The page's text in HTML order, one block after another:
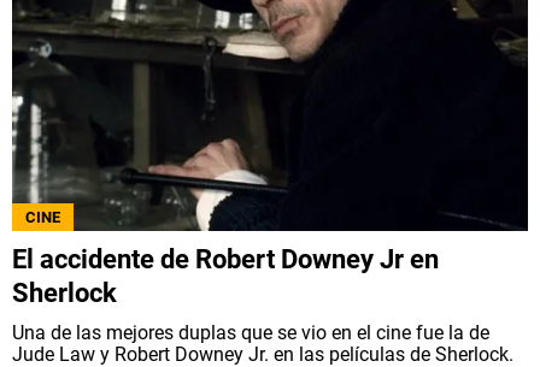
CINE
El accidente de Robert Downey Jr en
Sherlock
Una de las mejores duplas que se vio en el cine fue la de
Jude Law y Robert Downey Jr. en las películas de Sherlock.